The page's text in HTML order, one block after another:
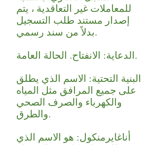
للمعاملات غير التعاقدية ، يتم
إصدار مستند طلب التسجيل
بدلاً من سند رسمي.
الدعاية: الانفتاح. الحالة العامة.
البنية التحتية: الاسم الذي يطلق
على جميع المرافق مثل المياه
والكهرباء والصرف الصحي
والطرق.
أناغايرمنكول: هو الاسم الذي